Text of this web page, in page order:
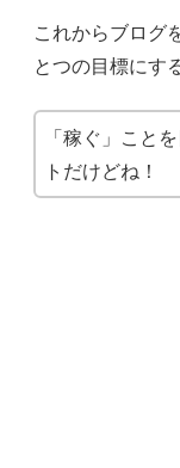
これからブログ
とつの目標にす
「稼ぐ」こと
トだけどね！